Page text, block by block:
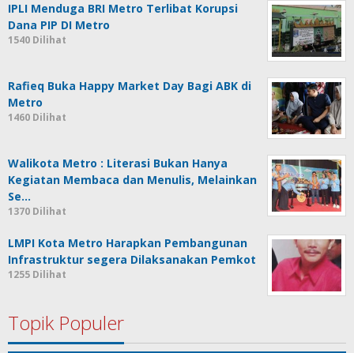
IPLI Menduga BRI Metro Terlibat Korupsi
Dana PIP DI Metro
1540 Dilihat
Rafieq Buka Happy Market Day Bagi ABK di
Metro
1460 Dilihat
Walikota Metro : Literasi Bukan Hanya
Kegiatan Membaca dan Menulis, Melainkan
Se…
1370 Dilihat
LMPI Kota Metro Harapkan Pembangunan
Infrastruktur segera Dilaksanakan Pemkot
1255 Dilihat
Topik Populer